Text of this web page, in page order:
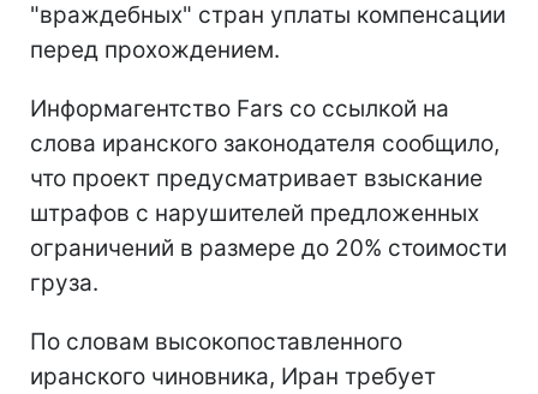
"враждебных" стран уплаты компенсации
перед прохождением.
Информагентство Fars со ссылкой на
слова иранского законодателя сообщило,
что проект предусматривает взыскание
штрафов с нарушителей предложенных
ограничений в размере до 20% стоимости
груза.
По словам высокопоставленного
иранского чиновника, Иран требует